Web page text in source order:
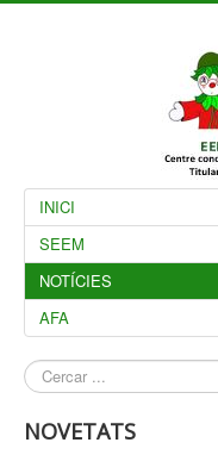
INICI
SEEM
NOTÍCIES
AFA
què
busques?
NOVETATS